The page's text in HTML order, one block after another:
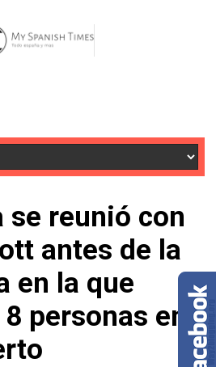
se reunió con
antes de la
en la que
personas en